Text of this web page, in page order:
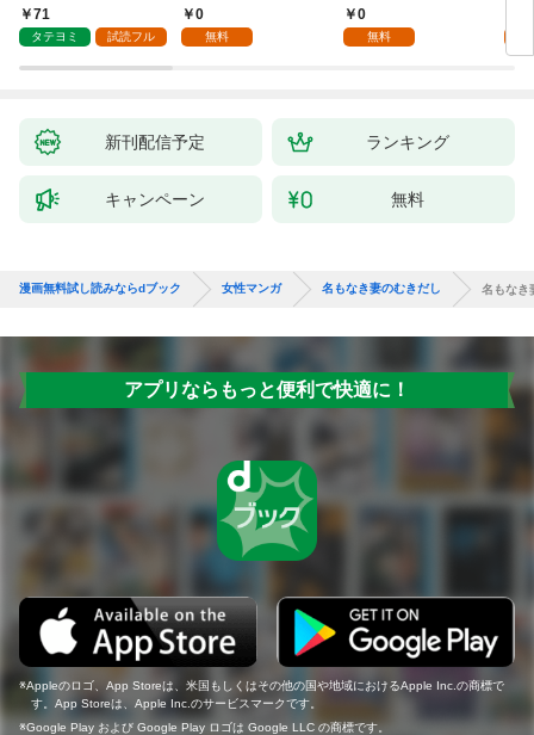
ていただきます！
71
タテヨミ 試読フル
0
無料
抱かれて困ってます 第
1話
0
無料
新刊配信予定 ランキング
キャンペーン 無料
漫画無料試し読みならdブック 女性マンガ 名もなき妻のむきだし 名もなき
アプリならもっと便利で快適に！
Appleのロゴ、App Storeは、米国もしくはその他の国や地域におけるApple Inc.の商標で
す。App Storeは、Apple Inc.のサービスマークです。
Google Play および Google Play ロゴは Google LLC の商標です。